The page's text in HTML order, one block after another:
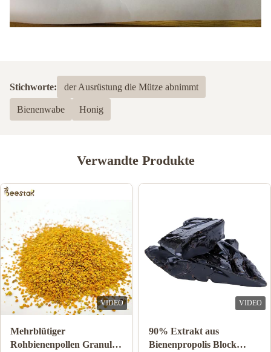
Stichworte: der Ausrüstung die Mütze abnimmt
Bienenwabe Honig
Verwandte Produkte
VIDEO
Mehrblütiger
Rohbienenpollen Granulat
VIDEO
90% Extrakt aus
Bienenpropolis Block